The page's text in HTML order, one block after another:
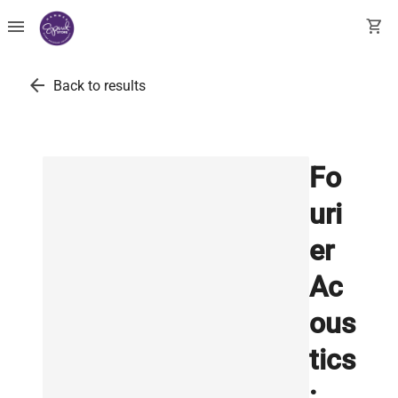
menu shopping_cart
arrow_back Back to results
Fo
uri
er
Ac
ous
tics